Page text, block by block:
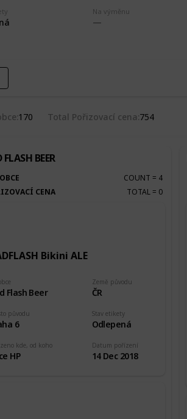
Na výměnu
Views
4,834 0
170 Total Pořizovací cena 754
FLASH BEER
COUNT = 4
CENA
TOTAL = 0
Bikini ALE
Flash Beer
Země původu
ČR
kde, od koho
HP
Stav etikety
Odlepená
Datum pořízení
14 Dec 2018
původu
6